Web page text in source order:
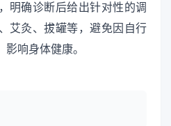
明确诊断后给出针对性的调
艾灸、拔罐等，避免因自行
响身体健康。